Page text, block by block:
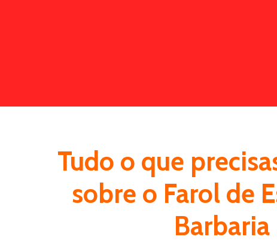
Tudo o que
sobre o Farol de
Barbaria